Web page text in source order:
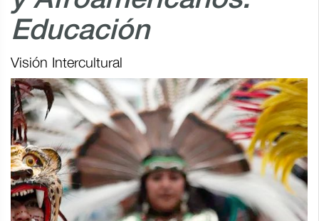
Educación
Visión Intercultural